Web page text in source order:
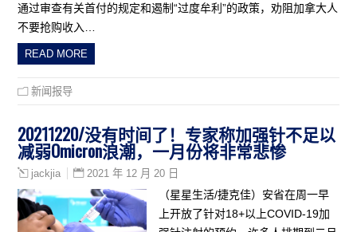
通过审查有关首付的规定和遏制“过度牟利”的政策，劝阻加拿大人
不要抢购收入…
READ MORE
新闻报导
20211220/没有时间了！专家称加强针不足以
减弱Omicron浪潮，一月份将非常悲惨
jackjia 2021 年 12 月 20 日
（星星生活/捷克佳）安省在周一早
上开放了针对18+以上COVID-19加